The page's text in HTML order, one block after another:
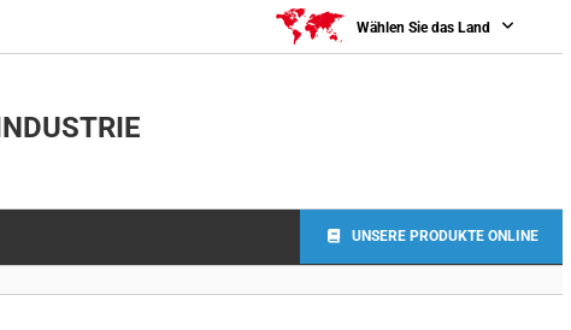
Wählen Sie das Land
UNSERE PRODUKTE ONLINE